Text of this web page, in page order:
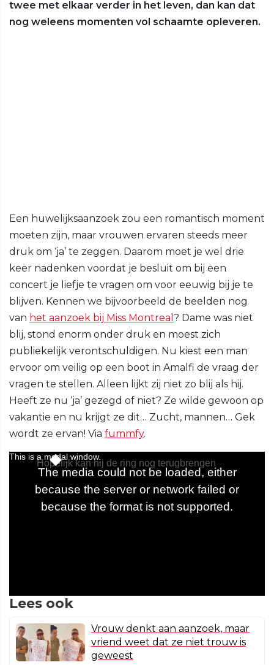
twee met elkaar verder in het leven, dan kan dat
nog weleens momenten vol schaamte opleveren.
Een huwelijksaanzoek zou een romantisch moment
moeten zijn, maar vrouwen ervaren steeds meer
druk om ‘ja’ te zeggen. Daarom moet je wel drie
keer nadenken voordat je besluit om bij een
concert je liefje te vragen om voor eeuwig bij je te
blijven. Kennen we bijvoorbeeld de beelden nog
van het aanzoek bij Miss Montreal ? Dame was niet
blij, stond enorm onder druk en moest zich
publiekelijk verontschuldigen. Nu kiest een man
ervoor om veilig op een boot in Amalfi de vraag der
vragen te stellen. Alleen lijkt zij niet zo blij als hij.
Heeft ze nu ‘ja’ gezegd of niet? Ze wilde gewoon op
vakantie en nu krijgt ze dit… Zucht, mannen… Gek
wordt ze ervan! Via fummfy.
Lees ook
Vrouw denkt aan aanzoek, maar
vriend weet dat ze niet trouw is
geweest